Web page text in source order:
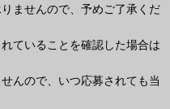
ませんので、予めご了承くだ
ていることを確認した場合は
んので、いつ応募されても当